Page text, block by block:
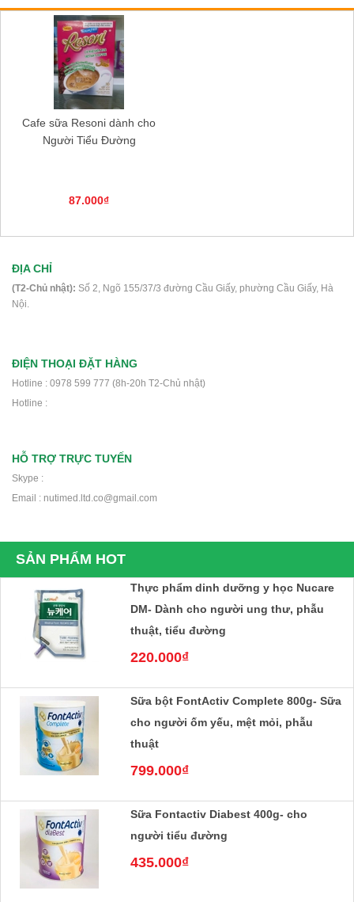
Cafe sữa Resoni dành cho
Người Tiểu Đường
87.000₫
ĐỊA CHỈ
(T2-Chủ nhật): Số 2, Ngõ 155/37/3 đường Cầu Giấy, phường Cầu Giấy, Hà
Nội.
ĐIỆN THOẠI ĐẶT HÀNG
Hotline : 0978 599 777 (8h-20h T2-Chủ nhật)
Hotline :
HỖ TRỢ TRỰC TUYẾN
Skype :
Email : nutimed.ltd.co@gmail.com
SẢN PHẨM HOT
375.000₫
Sữa Peptamen 400g- cho người phẫu
thuật, ung thư, tiểu đường, suy kiệt
cho người ung thư, phẫu thuật, tiểu
448.000₫
Thực phẩm dinh dưỡng y học Nucare
DM- Dành cho người ung thư, phẫu
thuật, tiểu đường
220.000₫
Sữa bột FontActiv Complete 800g- Sữa
cho người ốm yếu, mệt mỏi, phẫu
thuật
799.000₫
Sữa Fontactiv Diabest 400g- cho
người tiểu đường
435.000₫